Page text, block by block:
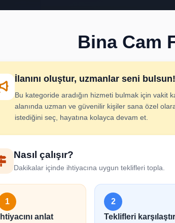
Bina Cam
İlanını oluştur, uzmanlar seni bulsun!
Bu kategoride aradığın hizmeti bulmak için vakit
alanında uzman ve güvenilir kişiler sana özel
istediğini seç, hayatına kolayca devam et.
Nasıl çalışır?
Dakikalar içinde ihtiyacına uygun teklifleri topla.
1
İhtiyacını anlat
2
Teklifleri karşılaştır
Cam Filmi
İhtiyacını adım adım belirt; uygun hizmet